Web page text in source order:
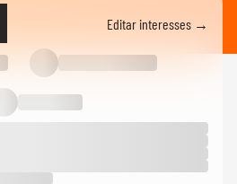
Editar interesses →